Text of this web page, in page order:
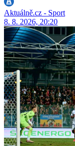
Aktuálně.cz - Sport
8. 8. 2026, 20:20